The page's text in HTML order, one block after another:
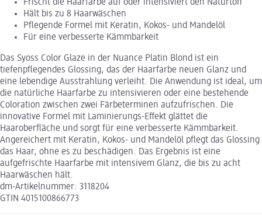
Frischt die Haarfarbe auf oder intensiviert den Naturton
Hält bis zu 8 Haarwäschen
Pflegende Formel mit Keratin, Kokos- und Mandelöl
Für eine verbesserte Kämmbarkeit
Das Syoss Color Glaze in der Nuance Platin Blond ist ein
tiefenpflegendes Glossing, das der Haarfarbe neuen Glanz und
eine lebendige Ausstrahlung verleiht. Die Anwendung ist ideal, um
die natürliche Haarfarbe zu intensivieren oder eine bestehende
Coloration zwischen zwei Färbeterminen aufzufrischen. Die
innovative Formel mit Laminierungs-Effekt glättet die
Haaroberfläche und sorgt für eine verbesserte Kämmbarkeit.
Angereichert mit Keratin, Kokos- und Mandelöl pflegt das Glossing
das Haar, ohne es zu beschädigen. Das Ergebnis ist eine
aufgefrischte Haarfarbe mit intensivem Glanz, die bis zu acht
Haarwäschen hält.
dm-Artikelnummer: 3118204
GTIN 4015100866773